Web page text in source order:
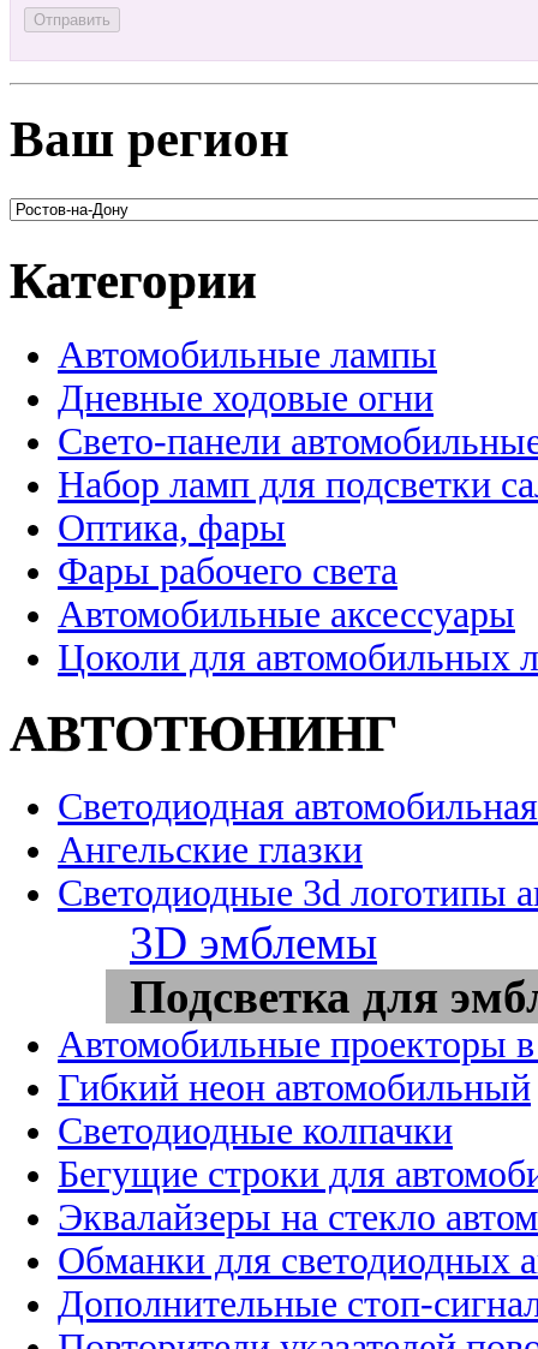
Ваш регион
Категории
Автомобильные лампы
Дневные ходовые огни
Свето-панели
Набор ламп для подсветки
Оптика, фары
Фары рабочего света
Автомобильные аксессуары
Цоколи для автомобильных
АВТОТЮНИНГ
Светодиодная
Ангельские глазки
Светодиодные 3d логотипы
3D эмблемы
Подсветка для
Автомобильные проекторы
Гибкий неон автомобильный
Светодиодные колпачки
Бегущие строки для
Эквалайзеры на стекло
Обманки для светодиодных
Дополнительные стоп-